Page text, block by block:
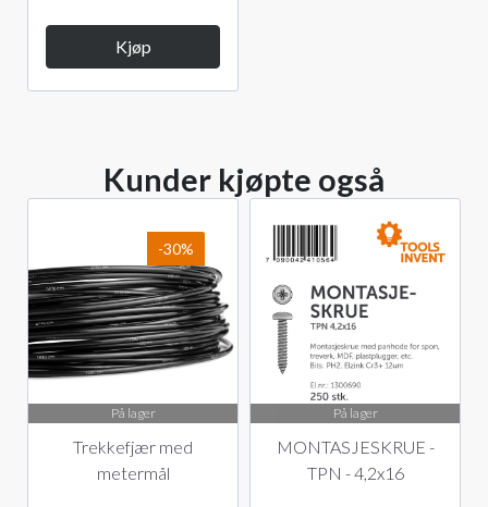
Kjøp
Kunder kjøpte også
-30%
På lager
Trekkefjær med
metermål
På lager
MONTASJESKRUE -
TPN - 4,2x16